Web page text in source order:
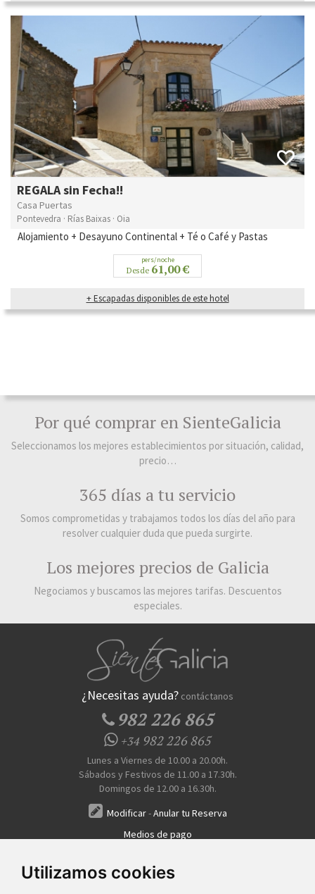
Utilizamos cookies
REGALA sin Fecha!!
Casa Puertas
Pontevedra · Rías Baixas · Oia
Alojamiento + Desayuno Continental + Té o Café y Pastas
pers/noche
Desde 61,00 €
+ Escapadas disponibles de este hotel
Por qué comprar en SienteGalicia
Seleccionamos los mejores establecimientos por situación, calidad,
precio…
365 días a tu servicio
Somos comprometidas y trabajamos todos los días del año para
resolver cualquier duda que pueda surgirte.
Los mejores precios de Galicia
Negociamos y buscamos las mejores tarifas. Descuentos
especiales.
¿Necesitas ayuda? contáctanos
982 226 865
+34982 226 865
Lunes a Viernes de 10.00 a 20.00h.
Sábados y Festivos de 11.00 a 17.30h.
Domingos de 12.00 a 16.30h.
Modificar-Anular tu Reserva
Medios de pago